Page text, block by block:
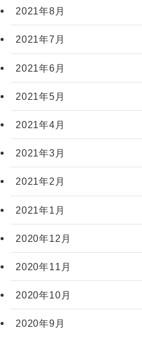
2021年8月
2021年7月
2021年6月
2021年5月
2021年4月
2021年3月
2021年2月
2021年1月
2020年12月
2020年11月
2020年10月
2020年9月